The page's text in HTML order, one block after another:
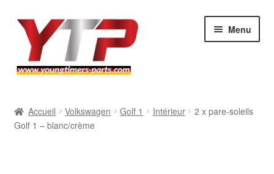
Aller
navigation
Aller
contenu
Menu
BMW
Accueil Volkswagen Golf 1 Intérieur
2 x pare-soleils
Golf 1 – blanc/crème